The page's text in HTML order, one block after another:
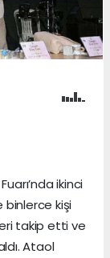
ikinci
binlerce kişi
takip etti ve
Ataol